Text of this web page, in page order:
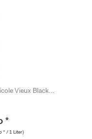
Vieux Black...
*
* / 1 Liter)